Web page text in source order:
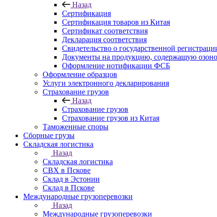
Назад
Сертификация
Сертификация товаров из Китая
Сертификат соответствия
Декларация соответствия
Свидетельство о государственной
Документы на продукцию, содержащую
Оформление нотификации ФСБ
Оформление образцов
Услуги электронного декларирования
Страхование грузов
Назад
Страхование грузов
Страхование грузов из Китая
Таможенные споры
Сборные грузы
Складская логистика
Назад
Складская логистика
СВХ в Пскове
Склад в Эстонии
Склад в Пскове
Международные грузоперевозки
Назад
Международные грузоперевозки